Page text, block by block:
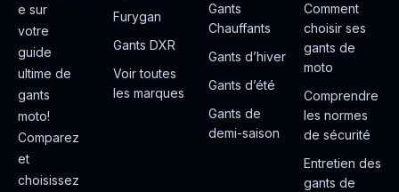
e sur
votre
guide
ultime de
gants
moto!
Comparez
et
choisissez
Furygan
Gants DXR
Voir toutes
les marques
Gants
Chauffants
Gants d’hiver
Gants d’été
Gants de
demi-saison
Comment
choisir ses
gants de
moto
Comprendre
les normes
de sécurité
Entretien des
gants de